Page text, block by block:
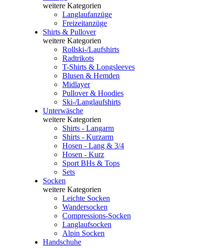
weitere Kategorien
Langlaufanzüge
Freizeitanzüge
Shirts & Pullover
weitere Kategorien
Rollski-/Laufshirts
Radtrikots
T-Shirts & Longsleeves
Blusen & Hemden
Midlayer
Pullover & Hoodies
Ski-/Langlaufshirts
Unterwäsche
weitere Kategorien
Shirts - Langarm
Shirts - Kurzarm
Hosen - Lang & 3/4
Hosen - Kurz
Sport BHs & Tops
Sets
Socken
weitere Kategorien
Leichte Socken
Wandersocken
Compressions-Socken
Langlaufsocken
Alpin Socken
Handschuhe